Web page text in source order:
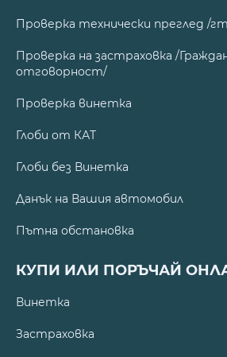
Проверка технически преглед /
Проверка на застраховка /
отговорност/
Проверка винетка
Глоби от КАТ
Глоби без Винетка
Данък на Вашия автомобил
Пътна обстановка
КУПИ ИЛИ ПОРЪЧАЙ
Винетка
Застраховка